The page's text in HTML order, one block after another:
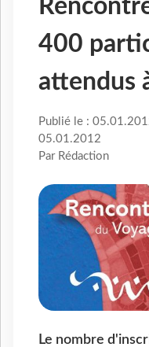
400
attendus
Publié le :
05.01.2012
Par Rédaction
Le nombre